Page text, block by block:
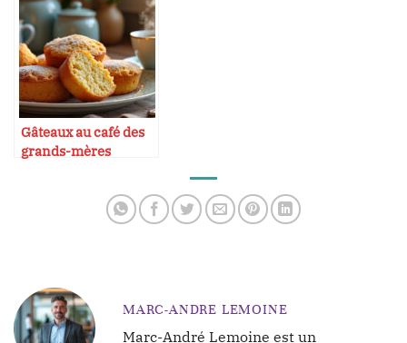
Gâteaux au café des
grands-mères
MARC-ANDRE LEMOINE
Marc-André Lemoine est un